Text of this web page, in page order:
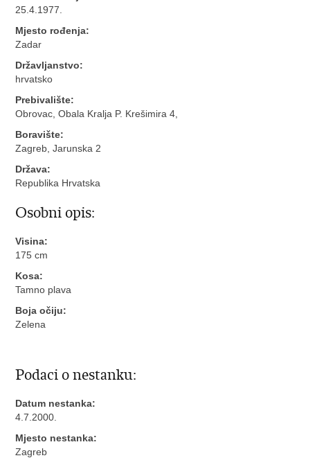
25.4.1977.
Mjesto rođenja:
Zadar
Državljanstvo:
hrvatsko
Prebivalište:
Obrovac, Obala Kralja P. Krešimira 4,
Boravište:
Zagreb, Jarunska 2
Država:
Republika Hrvatska
Osobni opis:
Visina:
175 cm
Kosa:
Tamno plava
Boja očiju:
Zelena
Podaci o nestanku:
Datum nestanka:
4.7.2000.
Mjesto nestanka:
Zagreb